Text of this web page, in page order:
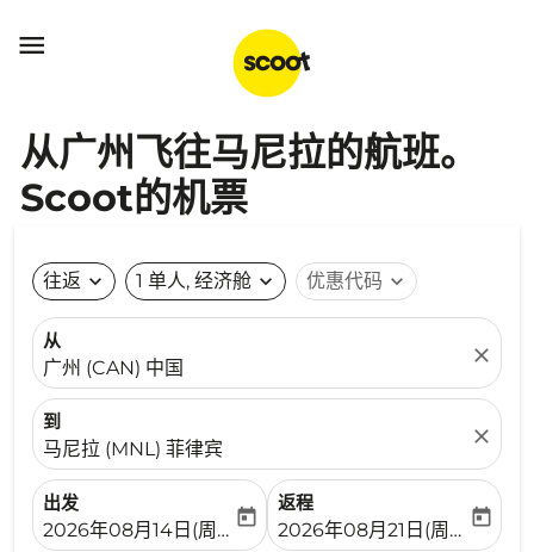

从广州飞往马尼拉的航班。
Scoot的机票
往返 expand_more 1 单人, 经济舱 expand_more 优惠代码 expand_more
从
广州 (CAN) 中国
close
到
马尼拉 (MNL) 菲律宾
close
出发
fc-booking-departure-date-aria-label
2026年08月14日(周五)
today
返程
fc-booking-return-date-
2026年08月21日(周五)
today